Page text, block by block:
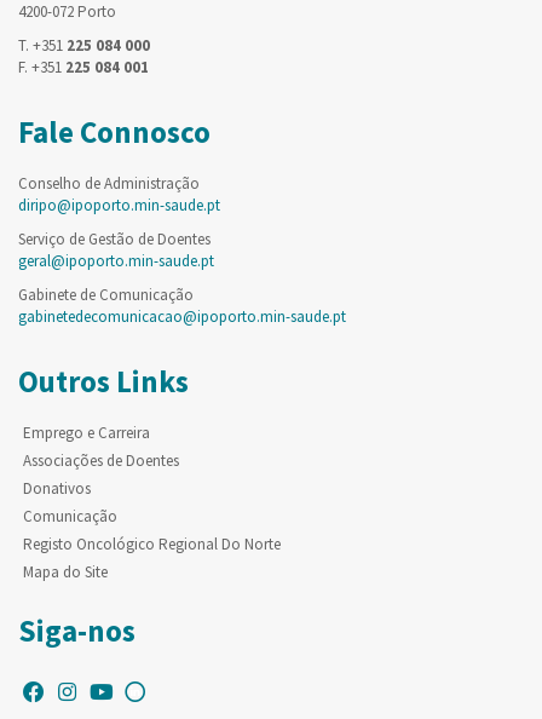
4200-072 Porto
T. +351 225 084 000
F. +351 225 084 001
Fale Connosco
Conselho de Administração
diripo@ipoporto.min-saude.pt
Serviço de Gestão de Doentes
geral@ipoporto.min-saude.pt
Gabinete de Comunicação
gabinetedecomunicacao@ipoporto.min-saude.pt
Outros Links
Emprego e Carreira
Associações de Doentes
Donativos
Comunicação
Registo Oncológico Regional Do Norte
Mapa do Site
Siga-nos